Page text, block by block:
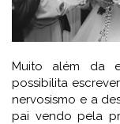
Muito além da
possibilita
nervosismo e a
pai vendo pela